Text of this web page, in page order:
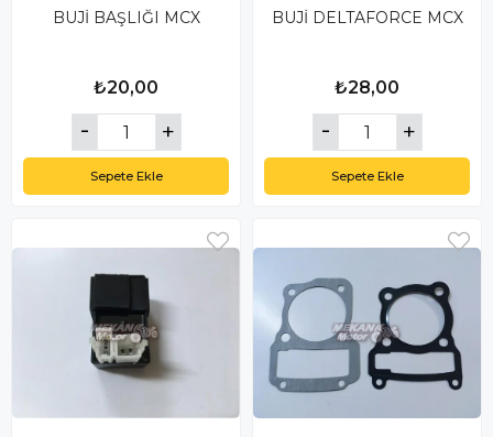
BUJİ BAŞLIĞI MCX
₺20,00
Sepete Ekle
BUJİ DELTAFORCE MCX
₺28,00
Sepete Ekle